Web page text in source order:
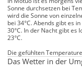
Sonne durchsetzen bei
wird die Sonne von
bei 34°C. Abends gibt es
30°C. In der Nacht gibt es
23°C.
Die gefühlten
Das Wetter in der